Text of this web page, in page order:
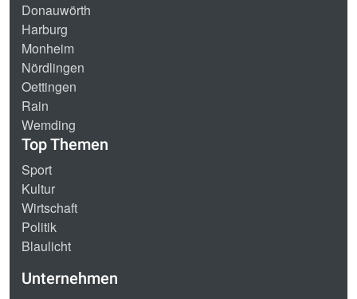
Donauwörth
Harburg
Monheim
Nördlingen
Oettingen
Rain
Wemding
Top Themen
Sport
Kultur
Wirtschaft
Politik
Blaulicht
Unternehmen